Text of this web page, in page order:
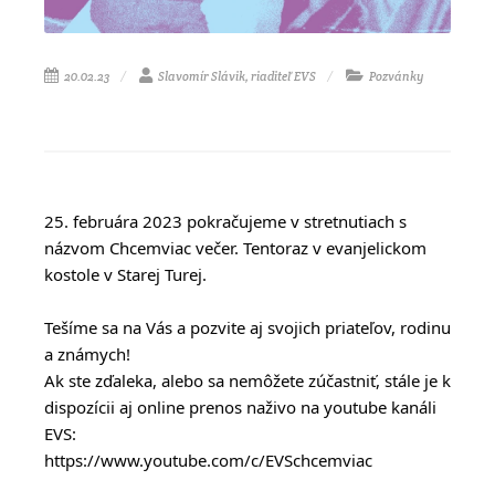
20.02.23 Slavomír Slávik, riaditeľ EVS Pozvánky
25. februára 2023 pokračujeme v stretnutiach s
názvom Chcemviac večer. Tentoraz v evanjelickom
kostole v Starej Turej.
Tešíme sa na Vás a pozvite aj svojich priateľov, rodinu
a známych!
Ak ste zďaleka, alebo sa nemôžete zúčastniť, stále je k
dispozícii aj online prenos naživo na youtube kanáli
EVS:
https://www.youtube.com/c/EVSchcemviac